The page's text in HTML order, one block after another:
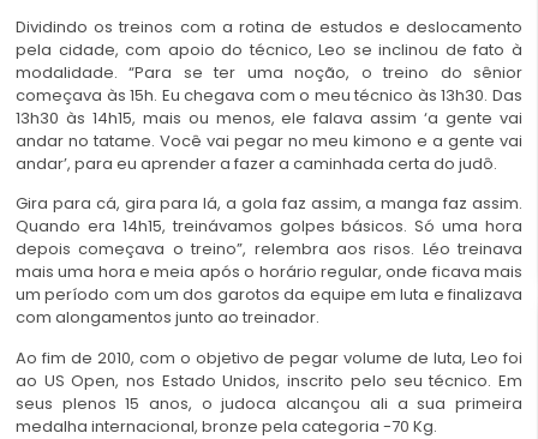
Dividindo os treinos com a rotina de estudos e deslocamento
pela cidade, com apoio do técnico, Leo se inclinou de fato à
modalidade. “Para se ter uma noção, o treino do sênior
começava às 15h. Eu chegava com o meu técnico às 13h30. Das
13h30 às 14h15, mais ou menos, ele falava assim ‘a gente vai
andar no tatame. Você vai pegar no meu kimono e a gente vai
andar’, para eu aprender a fazer a caminhada certa do judô.
Gira para cá, gira para lá, a gola faz assim, a manga faz assim.
Quando era 14h15, treinávamos golpes básicos. Só uma hora
depois começava o treino”, relembra aos risos. Léo treinava
mais uma hora e meia após o horário regular, onde ficava mais
um período com um dos garotos da equipe em luta e finalizava
com alongamentos junto ao treinador.
Ao fim de 2010, com o objetivo de pegar volume de luta, Leo foi
ao US Open, nos Estado Unidos, inscrito pelo seu técnico. Em
seus plenos 15 anos, o judoca alcançou ali a sua primeira
medalha internacional, bronze pela categoria -70 Kg.